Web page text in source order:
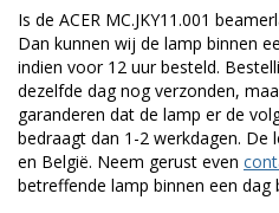
Is de ACER MC.JKY11.001
Dan kunnen wij de lamp binnen
indien voor 12 uur besteld.
dezelfde dag nog verzonden,
garanderen dat de lamp er de
bedraagt dan 1-2 werkdagen. De
en België. Neem gerust even
betreffende lamp binnen een dag